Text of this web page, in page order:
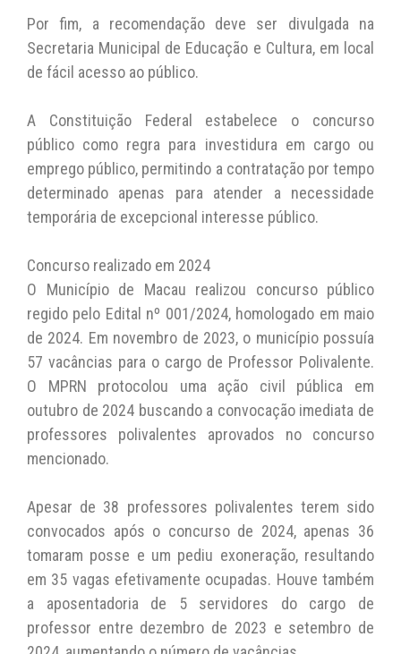
Por fim, a recomendação deve ser divulgada na
Secretaria Municipal de Educação e Cultura, em local
de fácil acesso ao público.
A Constituição Federal estabelece o concurso
público como regra para investidura em cargo ou
emprego público, permitindo a contratação por tempo
determinado apenas para atender a necessidade
temporária de excepcional interesse público.
Concurso realizado em 2024
O Município de Macau realizou concurso público
regido pelo Edital nº 001/2024, homologado em maio
de 2024. Em novembro de 2023, o município possuía
57 vacâncias para o cargo de Professor Polivalente.
O MPRN protocolou uma ação civil pública em
outubro de 2024 buscando a convocação imediata de
professores polivalentes aprovados no concurso
mencionado.
Apesar de 38 professores polivalentes terem sido
convocados após o concurso de 2024, apenas 36
tomaram posse e um pediu exoneração, resultando
em 35 vagas efetivamente ocupadas. Houve também
a aposentadoria de 5 servidores do cargo de
professor entre dezembro de 2023 e setembro de